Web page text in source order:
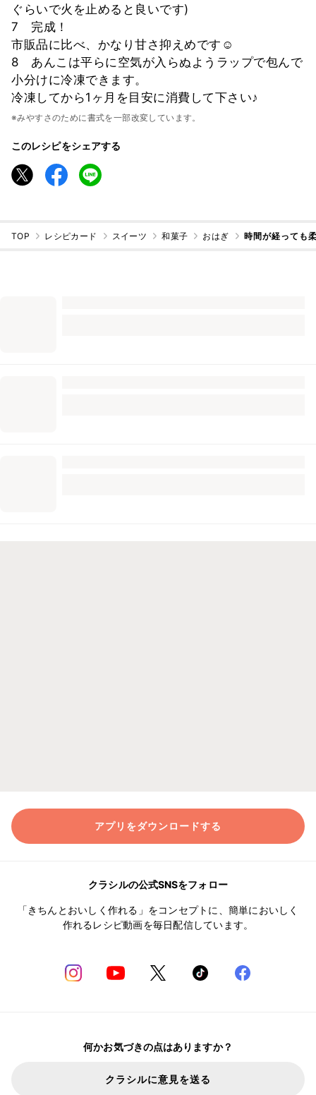
ぐらいで火を止めると良いです)
7 完成！
市販品に比べ、かなり甘さ抑えめです☺
8 あんこは平らに空気が入らぬようラップで包んで
小分けに冷凍できます。
冷凍してから1ヶ月を目安に消費して下さい♪
※みやすさのために書式を一部改変しています。
このレシピをシェアする
TOP レシピカード スイーツ 和菓子 おはぎ 時間が経っても
アプリをダウンロードする
クラシルの公式SNSをフォロー
「きちんとおいしく作れる」をコンセプトに、簡単においしく
作れるレシピ動画を毎日配信しています。
何かお気づきの点はありますか？
クラシルに意見を送る